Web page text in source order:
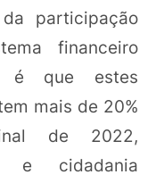
participação
financeiro
é que estes
mais de 20%
de 2022,
e cidadania